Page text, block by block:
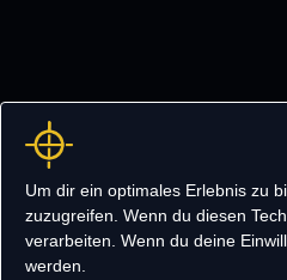
Um dir ein optimales Erlebnis zu
zuzugreifen. Wenn du diesen
verarbeiten. Wenn du deine
werden.